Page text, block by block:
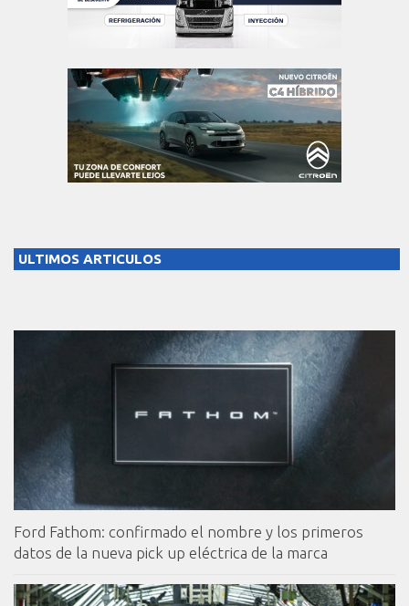
ULTIMOS ARTICULOS
Ford Fathom: confirmado el nombre y los primeros
datos de la nueva pick up eléctrica de la marca